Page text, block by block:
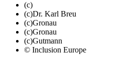
(c)
(c)Dr. Karl Breu
(c)Gronau
(c)Gronau
(c)Gutmann
© Inclusion Europe